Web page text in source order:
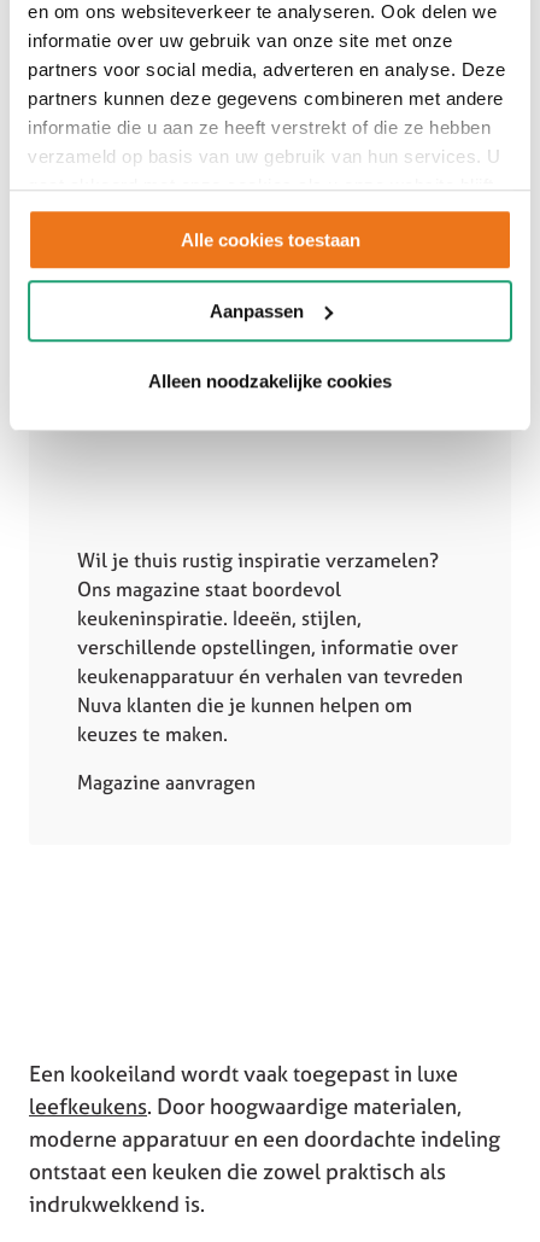
en om ons websiteverkeer te analyseren. Ook delen we
informatie over uw gebruik van onze site met onze
partners voor social media, adverteren en analyse. Deze
partners kunnen deze gegevens combineren met andere
informatie die u aan ze heeft verstrekt of die ze hebben
verzameld op basis van uw gebruik van hun services. U
gaat akkoord met onze cookies als u onze website blijft
gebruiken.
Alle cookies toestaan
Aanpassen
Alleen noodzakelijke cookies
Wil je thuis rustig inspiratie verzamelen?
Ons magazine staat boordevol
keukeninspiratie. Ideeën, stijlen,
verschillende opstellingen, informatie over
keukenapparatuur én verhalen van tevreden
Nuva klanten die je kunnen helpen om
keuzes te maken.
Magazine aanvragen
Een kookeiland wordt vaak toegepast in luxe
leefkeukens. Door hoogwaardige materialen,
moderne apparatuur en een doordachte indeling
ontstaat een keuken die zowel praktisch als
indrukwekkend is.